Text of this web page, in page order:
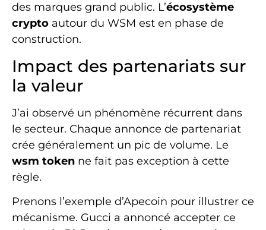
des marques grand public. L’écosystème
crypto autour du WSM est en phase de
construction.
Impact des partenariats sur
la valeur
J’ai observé un phénomène récurrent dans
le secteur. Chaque annonce de partenariat
crée généralement un pic de volume. Le
wsm token ne fait pas exception à cette
règle.
Prenons l’exemple d’Apecoin pour illustrer ce
mécanisme. Gucci a annoncé accepter ce